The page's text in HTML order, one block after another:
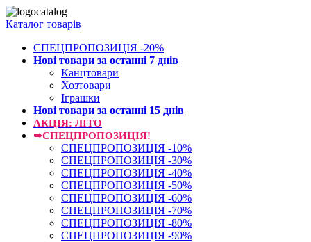
Каталог товарів
СПЕЦПРОПОЗИЦІЯ -20%
Нові товари за останнi 7 днiв
Канцтовари
Хозтовари
Іграшки
Нові товари за останнi 15 днiв
АКЦІЯ: ЛІТО
➥СПЕЦПРОПОЗИЦІЯ!
СПЕЦПРОПОЗИЦІЯ -10%
СПЕЦПРОПОЗИЦІЯ -30%
СПЕЦПРОПОЗИЦІЯ -40%
СПЕЦПРОПОЗИЦІЯ -50%
СПЕЦПРОПОЗИЦІЯ -60%
СПЕЦПРОПОЗИЦІЯ -70%
СПЕЦПРОПОЗИЦІЯ -80%
СПЕЦПРОПОЗИЦІЯ -90%